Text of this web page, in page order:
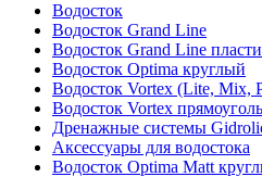
Водосток
Водосток Grand Line
Водосток Grand Line
Водосток Optima круглый
Водосток Vortex (Lite, Mix,
Водосток Vortex
Дренажные системы
Аксессуары для водостока
Водосток Optima Matt